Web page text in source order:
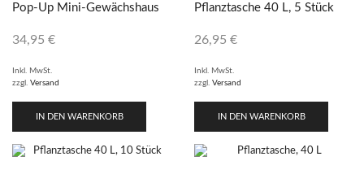
Pop-Up Mini-Gewächshaus
34,95 €
Inkl. MwSt.
zzgl. Versand
IN DEN WARENKORB
Pflanztasche 40 L, 5 Stück
26,95 €
Inkl. MwSt.
zzgl. Versand
IN DEN WARENKORB